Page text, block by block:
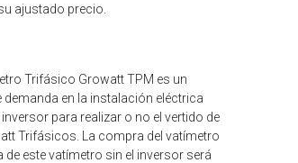
ajustado precio.
Trifásico Growatt TPM es un
en la instalación eléctrica
para realizar o no el vertido de
Trifásicos. La compra del vatímetro
este vatímetro sin el inversor será